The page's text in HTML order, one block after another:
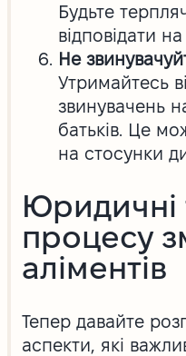
Будьте
відповідати
Не
Утримайтесь
звинувачень
батьків. Це
на стосунки
Юридичні
процесу
аліментів
Тепер давайте
аспекти, які